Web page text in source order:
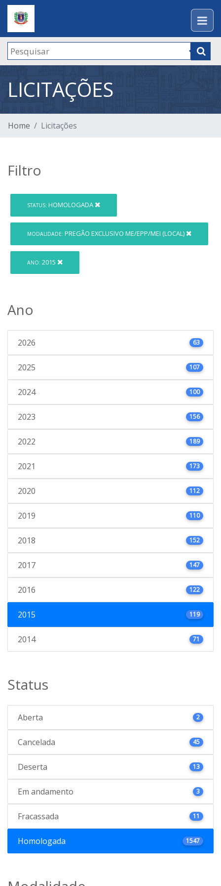
LICITAÇÕES
Home Licitações
Filtro
STATUS: HOMOLOGADA
MODALIDADE: PREGÃO EXCLUSIVO ME/EPP/MEI (LOCAL)
ANO: 2015
Ano
2026 63
2025 107
2024 100
2023 156
2022 189
2021 173
2020 112
2019 110
2018 152
2017 147
2016 122
2015 119
2014 71
Status
Aberta 2
Cancelada 45
Deserta 13
Em andamento 3
Fracassada 11
Homologada 1547